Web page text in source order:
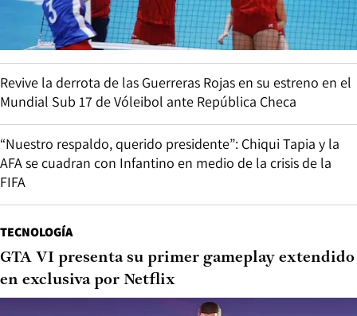
Revive la derrota de las Guerreras Rojas en su estreno en el
Mundial Sub 17 de Vóleibol ante República Checa
“Nuestro respaldo, querido presidente”: Chiqui Tapia y la
AFA se cuadran con Infantino en medio de la crisis de la
FIFA
TECNOLOGÍA
GTA VI presenta su primer gameplay extendido
en exclusiva por Netflix